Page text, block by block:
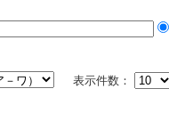
表示件数：